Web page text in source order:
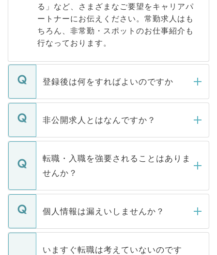
る」など、さまざまなご要望をキャリアパ
ートナーにお伝えください。常勤求人はも
ちろん、非常勤・スポットのお仕事紹介も
行なっております。
登録後は何をすればよいのですか
ご登録いただきましたら、弊社担当者がご
登録内容を確認し、その後メールもしくは
ます。通常、5営業日以内にはご連絡をせて
いただきますので、しばらくお待ちくださ
非公開求人とはなんですか？
マイナビDOCTORで取り扱っている求人の
うち約3割は、Webサイトからご覧いただ
けない「非公開求人」です。非公開求人は
下記の理由によって、一般には公開してい
ません。
■応募殺到を避けるため 人気のある医療機
関を公にしてしまうと、応募が殺到する場
転職・入職を強要されることはありま
せんか？
転職・入職を強要することは一切ありませ
ん。また、仮に応募先から内定をいただい
定を承諾する必要はありません。内定先へ
の辞退の連絡はキャリアパートナーが行い
個人情報は漏えいしませんか？
個人情報が漏えいすることはありませんの
で、ご安心ください。当サイトからの登録
いますぐ転職は考えていないのです